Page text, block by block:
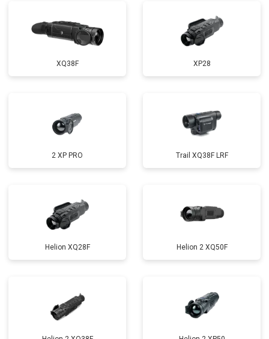
XQ38F XP28
2 XP PRO Trail XQ38F LRF
Helion XQ28F Helion 2 XQ50F